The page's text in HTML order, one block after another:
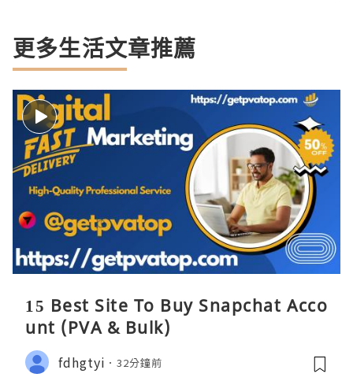
更多生活文章推薦
15 Best Site To Buy Snapchat Acco
unt (PVA & Bulk)
fdhgtyi 32分鐘前